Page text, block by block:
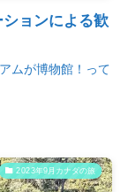
ョンによる歓
ムが博物館！って
2023年9月カナダの旅